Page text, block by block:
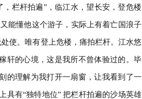
栏杆拍遍”，临江水，望长安，登危楼
能懂他这个游子，实际上有着亡国浪子
使。唯有登上危楼，痛拍栏杆。江水悠
的心境，这是我所不曾体验过的。毕
的理解为我打开一扇窗，让我看到了一
具有“独特地位” 把栏杆拍遍的沙场英雄